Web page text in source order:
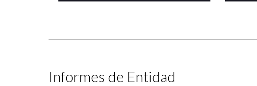
Informes de Entidad